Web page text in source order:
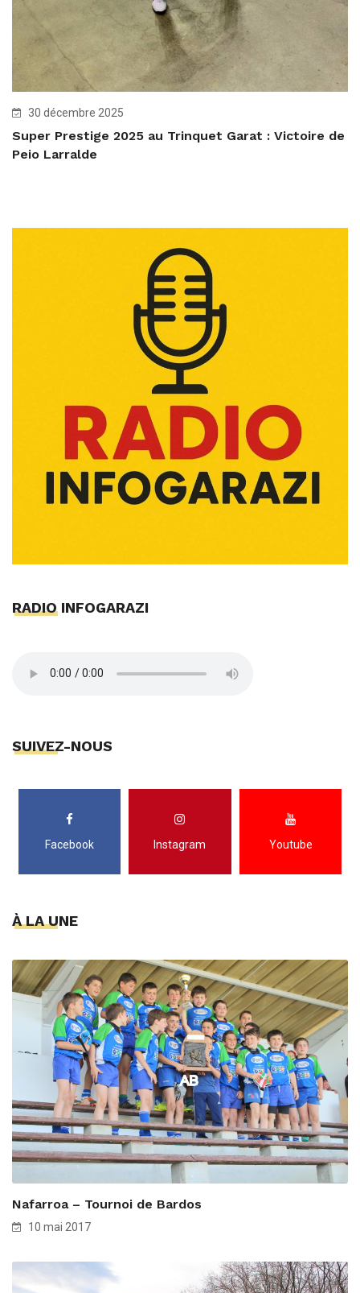
30 décembre 2025
Super Prestige 2025 au Trinquet Garat : Victoire de
Peio Larralde
RADIO INFOGARAZI
SUIVEZ-NOUS
Facebook Instagram Youtube
À LA UNE
Nafarroa – Tournoi de Bardos
10 mai 2017